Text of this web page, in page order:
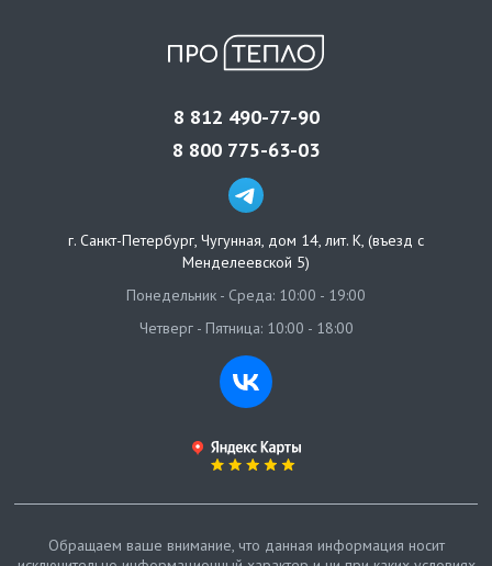
8 812 490-77-90
8 800 775-63-03
г. Санкт-Петербург, Чугунная, дом 14, лит. К, (въезд с
Менделеевской 5)
Понедельник - Среда: 10:00 - 19:00
Четверг - Пятница: 10:00 - 18:00
Обращаем ваше внимание, что данная информация носит